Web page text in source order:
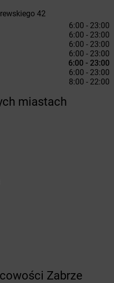
42
6:00 - 23:00
6:00 - 23:00
6:00 - 23:00
6:00 - 23:00
6:00 - 23:00
6:00 - 23:00
8:00 - 22:00
miastach
Zabrze